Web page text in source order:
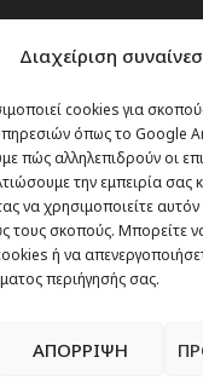
Διαχείριση
cookies για
όπως το Google
πώς αλληλεπιδρούν οι
την εμπειρία σας
να χρησιμοποιείτε
σκοπούς. Μπορείτε να
ή να
περιήγησής σας.
ΑΠΟΡΡΙΨΗ
δεν έχεις καμία
είναι τα